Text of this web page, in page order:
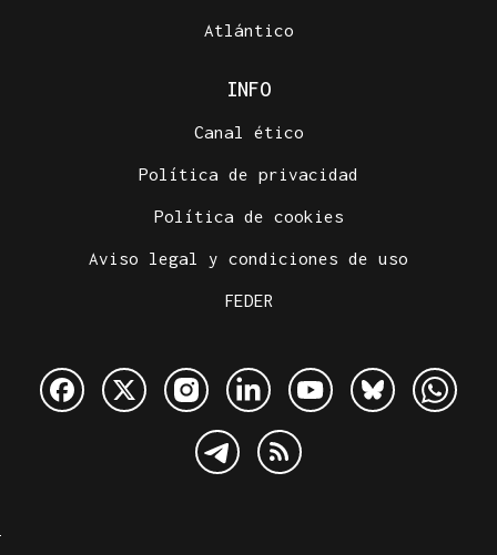
Atlántico
INFO
Canal ético
Política de privacidad
Política de cookies
Aviso legal y condiciones de uso
FEDER